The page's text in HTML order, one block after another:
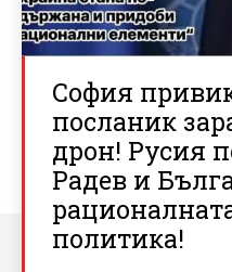
София
посланик
дрон! Русия
Радев и
политика!